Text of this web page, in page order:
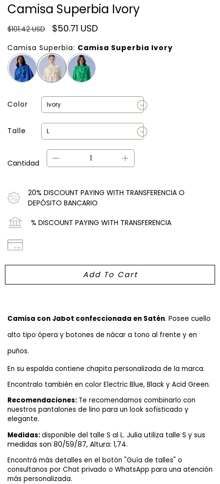
Camisa Superbia Ivory
$101.42 USD $50.71 USD
Camisa Superbia: Camisa Superbia Ivory
Color
Talle
Cantidad
20% DISCOUNT PAYING WITH TRANSFERENCIA O
DEPÓSITO BANCARIO
% DISCOUNT PAYING WITH TRANSFERENCIA
Camisa con Jabot confeccionada en Satén. Posee cuello
alto tipo ópera y botones de nácar a tono al frente y en
puños.
En su espalda contiene chapita personalizada de la marca.
Encontralo también en color Electric Blue, Black y Acid Green.
Recomendaciones: Te recomendamos combinarlo con
nuestros pantalones de lino para un look sofisticado y
elegante.
Medidas: disponible del talle S al L. Julia utiliza talle S y sus
medidas son 80/59/87, Altura: 1,74.
Encontrá más detalles en el botón "Guía de talles" o
consultanos por Chat privado o WhatsApp para una atención
más personalizada.